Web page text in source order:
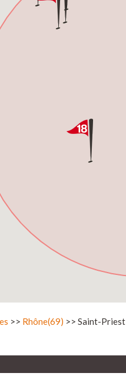
>> Rhône(69) >> Saint-Priest